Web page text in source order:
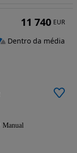
Manual
11 740 EUR
Dentro da média